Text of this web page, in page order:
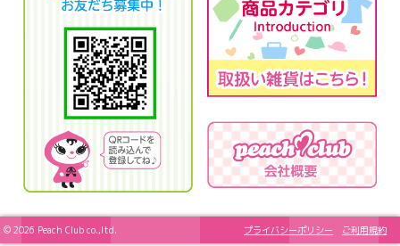
© 2026 Peach Club co.,ltd. ご利用規約
プライバシーポリシー